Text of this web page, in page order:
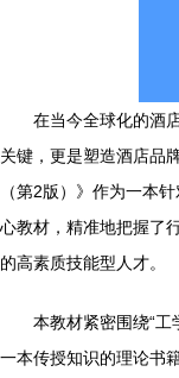
在当今全球化的酒
关键，更是塑造酒店品
（第2版）》作为一本
心教材，精准地把握了
的高素质技能型人才。
本教材紧密围绕“
一本传授知识的理论书